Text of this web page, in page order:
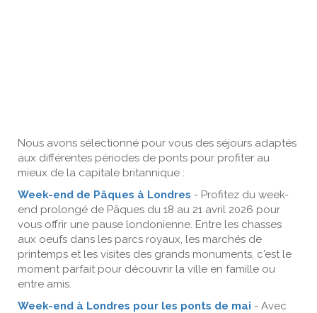
Nous avons sélectionné pour vous des séjours adaptés
aux différentes périodes de ponts pour profiter au
mieux de la capitale britannique :
Week-end de Pâques à Londres - Profitez du week-
end prolongé de Pâques du 18 au 21 avril 2026 pour
vous offrir une pause londonienne. Entre les chasses
aux oeufs dans les parcs royaux, les marchés de
printemps et les visites des grands monuments, c'est le
moment parfait pour découvrir la ville en famille ou
entre amis.
Week-end à Londres pour les ponts de mai - Avec